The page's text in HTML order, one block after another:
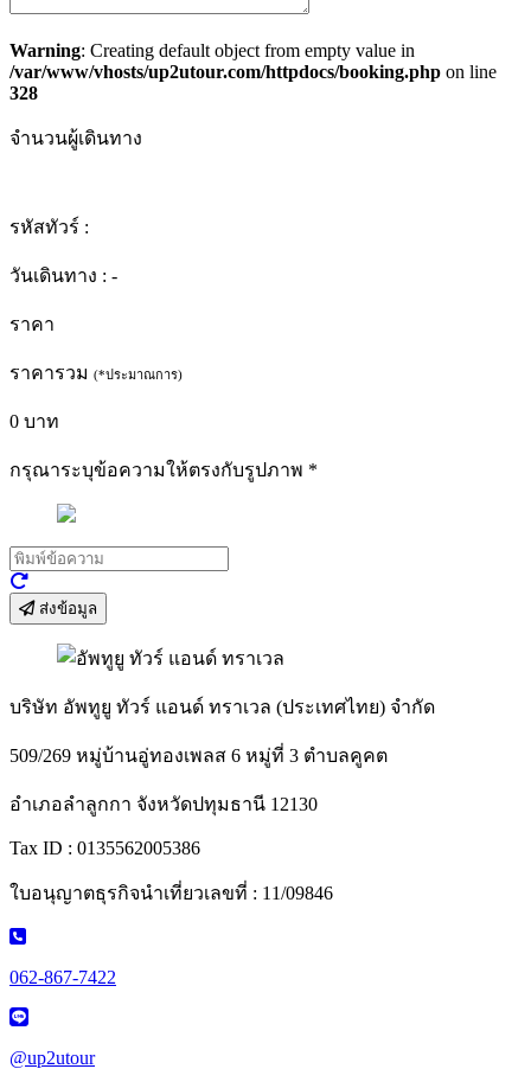
Warning: Creating default object from empty value in
/var/www/vhosts/up2utour.com/httpdocs/booking.php on line
328
จำนวนผู้เดินทาง
รหัสทัวร์ :
วันเดินทาง : -
ราคา
ราคารวม (*ประมาณการ)
0 บาท
กรุณาระบุข้อความให้ตรงกับรูปภาพ *
ส่งข้อมูล
บริษัท อัพทูยู ทัวร์ แอนด์ ทราเวล (ประเทศไทย) จำกัด
509/269 หมู่บ้านอู่ทองเพลส 6 หมู่ที่ 3 ตำบลคูคต
อำเภอลำลูกกา จังหวัดปทุมธานี 12130
Tax ID : 0135562005386
ใบอนุญาตธุรกิจนำเที่ยวเลขที่ : 11/09846
062-867-7422
@up2utour